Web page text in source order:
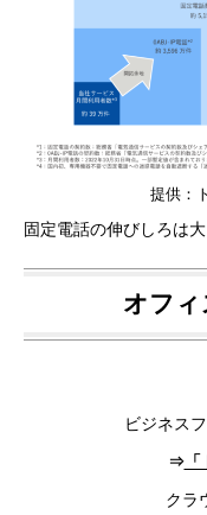
提供：
固定電話の伸びしろは
オフ
ビジネス
⇒「
クラ